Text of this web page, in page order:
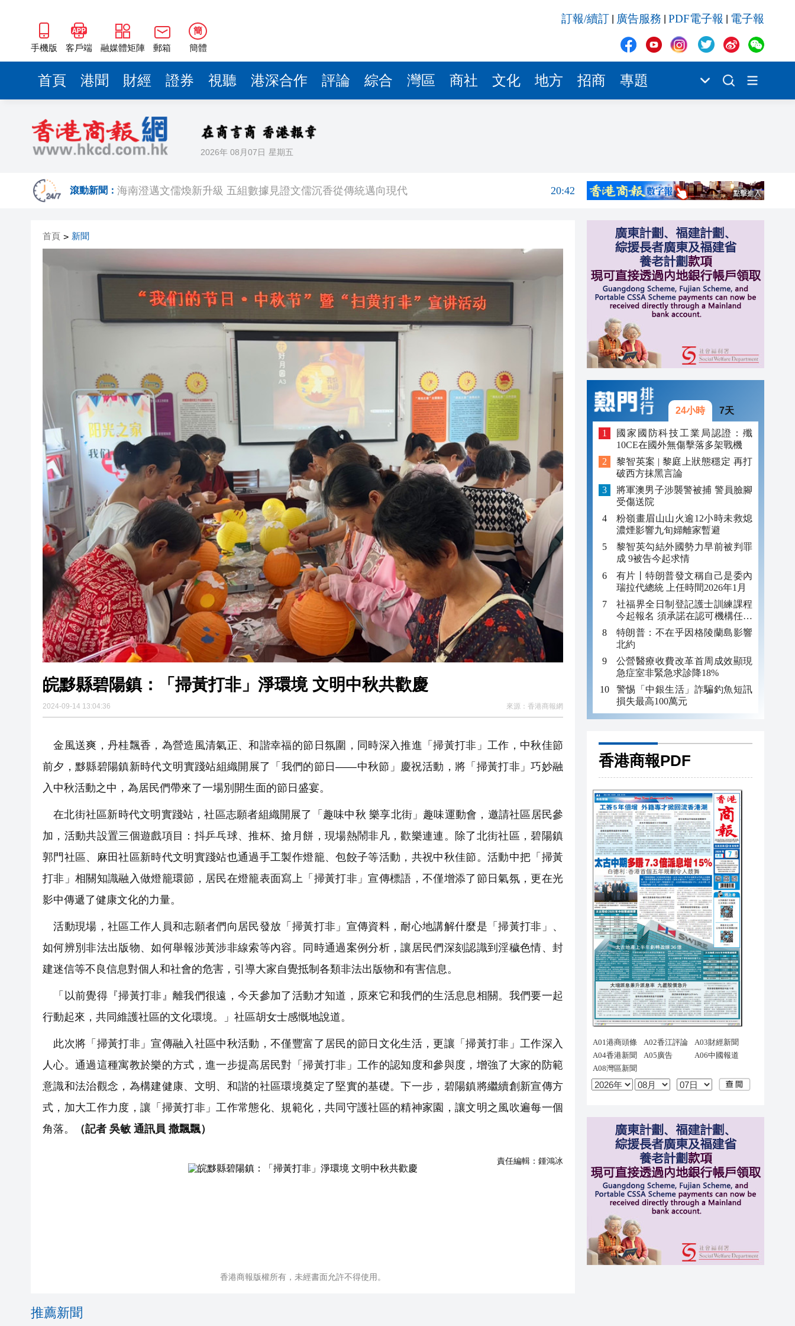
手機版 客戶端 融媒體矩陣 郵箱
簡
簡體
訂報/續訂 廣告服務 PDF電子報 電子報
首頁 港聞 財經 證券 視聽 港深合作 評論 綜合 灣區 商社 文化 地方 招商 專題
2026年 08月07日 星期五
滾動新聞：
梁振英率港區全國政協委員考察團來瓊考察
20:42
2025年海南儋州以舊換新帶動消費約18億元
瀋陽鐵西校園閱讀活動解鎖閱讀新玩法
20:39
閩粵贛三地漢樂藝術家齊聚深圳，共奏客家文化傳承新篇章
黎智英案｜吳良好：依法公正處理黎智英求情 罪證如山豈能妄想輕判
海南澄邁文儒煥新升級 五組數據見證文儒沉香從傳統邁向現代
20:42
瀋陽鐵西校園閱讀活動解鎖閱讀新玩法
閩粵贛三地漢樂藝術家齊聚深圳，共奏客家文化傳承新篇章
黎智英案｜吳良好：依法公正處理黎智英求情 罪證如山豈能妄想輕判
50餘位頂尖專家共話時代命題
海南澄邁文儒煥新升級 五組數據見證文儒沉香從傳統邁向現代
20:42
梁振英率港區全國政協委員考察團來瓊考察
20:42
2025年海南儋州以舊換新帶動消費約18億元
山東26戶省屬國企去年合計營收2.58萬億 利潤總額近936億
瀋陽鐵西校園閱讀活動解鎖閱讀新玩法
20:39
閩粵贛三地漢樂藝術家齊聚深圳，共奏客家文化傳承新篇章
20:34
首頁 > 新聞
皖黟縣碧陽鎮：「掃黃打非」淨環境 文明中秋共歡慶
2024-09-14 13:04:36 來源： 香港商報網
金風送爽，丹桂飄香，為營造風清氣正、和諧幸福的節日氛圍，同時深入推進「掃黃打非」工作，中秋佳節
前夕，黟縣碧陽鎮新時代文明實踐站組織開展了「我們的節日——中秋節」慶祝活動，將「掃黃打非」巧妙融
入中秋活動之中，為居民們帶來了一場別開生面的節日盛宴。
在北街社區新時代文明實踐站，社區志願者組織開展了「趣味中秋 樂享北街」趣味運動會，邀請社區居民參
加，活動共設置三個遊戲項目：抖乒乓球、推杯、搶月餅，現場熱鬧非凡，歡樂連連。除了北街社區，碧陽鎮
郭門社區、麻田社區新時代文明實踐站也通過手工製作燈籠、包餃子等活動，共祝中秋佳節。活動中把「掃黃
打非」相關知識融入做燈籠環節，居民在燈籠表面寫上「掃黃打非」宣傳標語，不僅增添了節日氣氛，更在光
影中傳遞了健康文化的力量。
活動現場，社區工作人員和志願者們向居民發放「掃黃打非」宣傳資料，耐心地講解什麼是「掃黃打非」、
如何辨別非法出版物、如何舉報涉黃涉非線索等內容。同時通過案例分析，讓居民們深刻認識到淫穢色情、封
建迷信等不良信息對個人和社會的危害，引導大家自覺抵制各類非法出版物和有害信息。
「以前覺得『掃黃打非』離我們很遠，今天參加了活動才知道，原來它和我們的生活息息相關。我們要一起
行動起來，共同維護社區的文化環境。」社區胡女士感慨地說道。
此次將「掃黃打非」宣傳融入社區中秋活動，不僅豐富了居民的節日文化生活，更讓「掃黃打非」工作深入
人心。通過這種寓教於樂的方式，進一步提高居民對「掃黃打非」工作的認知度和參與度，增強了大家的防範
意識和法治觀念，為構建健康、文明、和諧的社區環境奠定了堅實的基礎。下一步，碧陽鎮將繼續創新宣傳方
式，加大工作力度，讓「掃黃打非」工作常態化、規範化，共同守護社區的精神家園，讓文明之風吹遍每一個
角落。
（記者 吳敏 通訊員 撒飄飄）
責任編輯： 鍾鴻冰
香港商報版權所有，未經書面允許不得使用。
推薦新聞
24小時 7天
國家國防科技工業局認證：殲
10CE在國外無傷擊落多架戰機
黎智英案 | 黎庭上狀態穩定 再打
破西方抹黑言論
將軍澳男子涉襲警被捕 警員臉腳
受傷送院
粉嶺畫眉山山火逾12小時未救熄
濃煙影響九旬婦離家暫避
黎智英勾結外國勢力早前被判罪
成 9被告今起求情
有片丨特朗普發文稱自己是委內
瑞拉代總統 上任時間2026年1月
社福界全日制登記護士訓練課程
今起報名 須承諾在認可機構任職
至少三年
特朗普：不在乎因格陵蘭島影響
北約
公營醫療收費改革首周成效顯現
急症室非緊急求診降18%
警惕「中銀生活」詐騙釣魚短訊
損失最高100萬元
香港商報PDF